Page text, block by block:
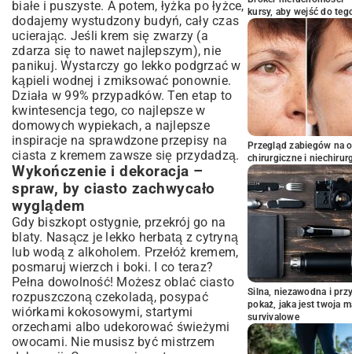
białe i puszyste. A potem, łyżka po łyżce,
dodajemy wystudzony budyń, cały czas
ucierając. Jeśli krem się zwarzy (a
zdarza się to nawet najlepszym), nie
panikuj. Wystarczy go lekko podgrzać w
kąpieli wodnej i zmiksować ponownie.
Działa w 99% przypadków. Ten etap to
kwintesencja tego, co najlepsze w
domowych wypiekach, a najlepsze
inspiracje na sprawdzone przepisy na
ciasta z kremem zawsze się przydadzą.
Wykończenie i dekoracja –
spraw, by ciasto zachwycało
wyglądem
Gdy biszkopt ostygnie, przekrój go na
blaty. Nasącz je lekko herbatą z cytryną
lub wodą z alkoholem. Przełóż kremem,
posmaruj wierzch i boki. I co teraz?
Pełna dowolność! Możesz oblać ciasto
rozpuszczoną czekoladą, posypać
wiórkami kokosowymi, startymi
orzechami albo udekorować świeżymi
owocami. Nie musisz być mistrzem
kursy, aby wejść do
Przegląd zabiegów na
chirurgiczne i
Silna, niezawodna i
pokaż, jaka jest twoja
survivalowe